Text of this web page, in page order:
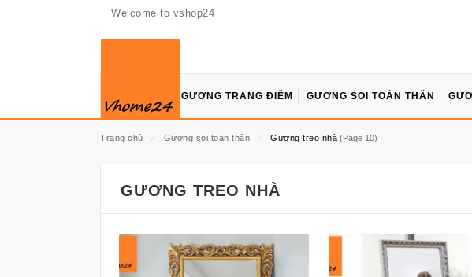
Welcome to vshop24
GƯƠNG TRANG ĐIỂM GƯƠNG SOI TOÀN THÂN
Trang chủ ⁄ Gương soi toàn thân ⁄ Gương treo nhà (Page 10)
GƯƠNG TREO NHÀ